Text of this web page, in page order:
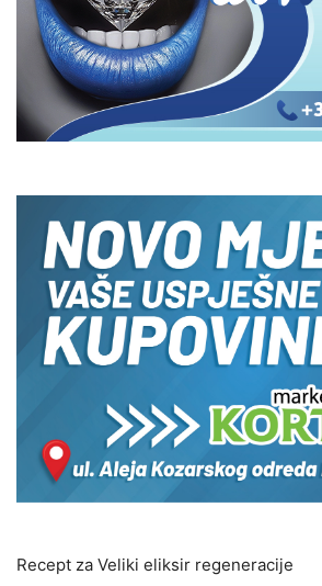
Recept za Veliki eliksir regeneracije